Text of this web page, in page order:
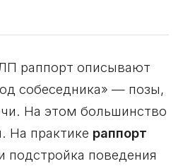
раппорт описывают
собеседника» — позы,
На этом большинство
На практике раппорт
подстройка поведения